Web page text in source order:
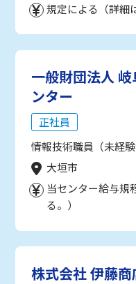
規定による（詳細
一般財団法人
ンター
正社員
情報技術職員（未経験
大垣市
当センター給与規
る。）
株式会社 伊藤商